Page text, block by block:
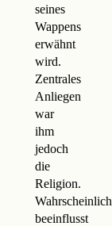
seines
Wappens
erwähnt
wird.
Zentrales
Anliegen
war
ihm
jedoch
die
Religion.
Wahrscheinlich
beeinflusst